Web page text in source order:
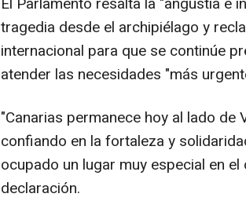
tragedia desde el archipiélago y
internacional para que se continúe
atender las necesidades "más
"Canarias permanece hoy al lado
confiando en la fortaleza y
ocupado un lugar muy especial en
declaración.